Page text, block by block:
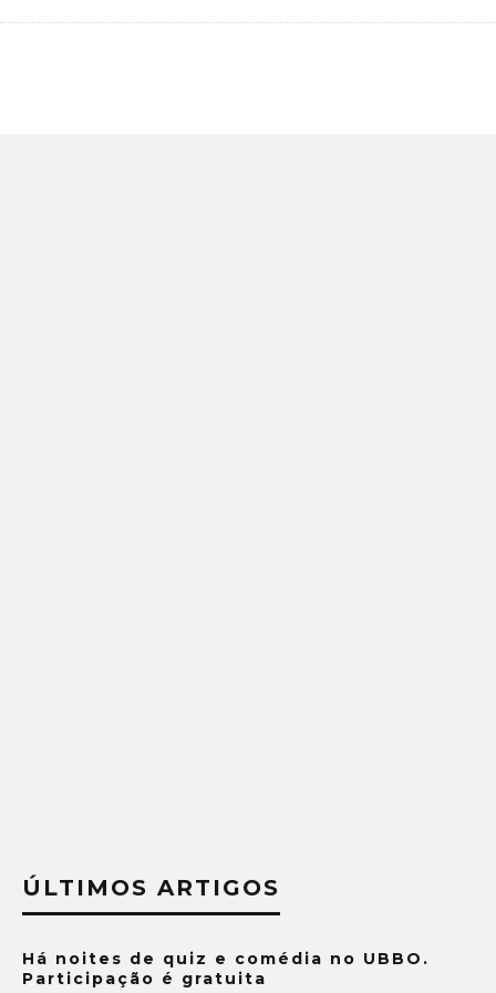
ÚLTIMOS ARTIGOS
Há noites de quiz e comédia no UBBO.
Participação é gratuita